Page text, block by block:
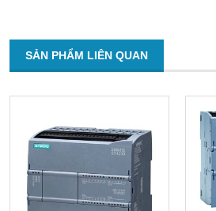
SẢN PHẨM LIÊN QUAN